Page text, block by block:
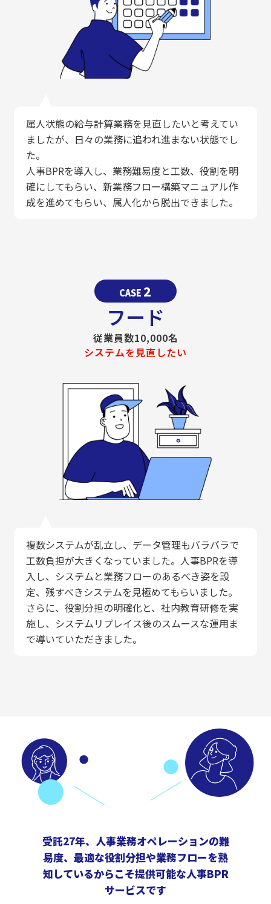
属人状態の給与計算業務を見直したいと考えてい
ましたが、日々の業務に追われ進まない状態でし
た。
人事BPRを導入し、業務難易度と工数、役割を明
確にしてもらい、新業務フロー構築マニュアル作
成を進めてもらい、属人化から脱出できました。
CASE 2
フード
従業員数10,000名
システムを見直したい
複数システムが乱立し、データ管理もバラバラで
工数負担が大きくなっていました。人事BPRを導
入し、システムと業務フローのあるべき姿を設
定、残すべきシステムを見極めてもらいました。
さらに、役割分担の明確化と、社内教育研修を実
施し、システムリプレイス後のスムースな運用ま
で導いていただきました。
受託27年、人事業務オペレーションの難
易度、最適な役割分担や業務フローを熟
知しているからこそ提供可能な人事BPR
サービスです